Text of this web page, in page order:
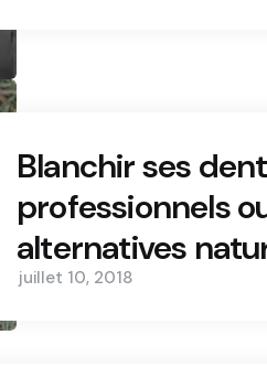
Blanchir ses
professionnels
alternatives
juillet 10, 2018